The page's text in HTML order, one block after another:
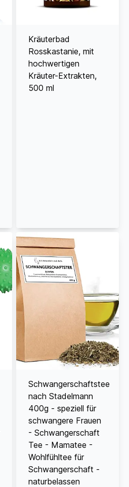
Kräuterbad
Rosskastanie, mit
hochwertigen
Kräuter-Extrakten,
500 ml
Schwangerschaftstee
nach Stadelmann
400g - speziell für
schwangere Frauen
- Schwangerschaft
Tee - Mamatee -
Wohlfühltee für
Schwangerschaft -
naturbelassen